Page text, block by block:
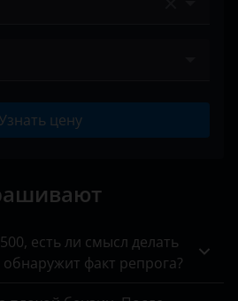
Узнать цену
есть ли смысл делать
факт репрога?